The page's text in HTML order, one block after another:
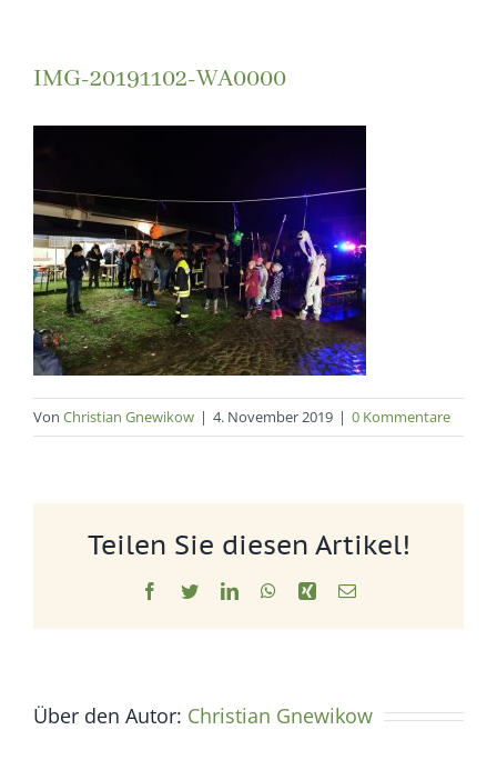
IMG-20191102-WA0000
Von Christian Gnewikow | 4. November 2019 | 0 Kommentare
Teilen Sie diesen Artikel!
Facebook
TwitterLinkedInWhatsApp
Xing E-
Über den Autor: Christian Gnewikow